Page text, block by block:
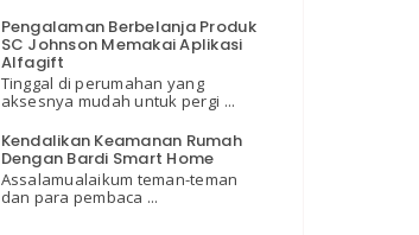
Pengalaman Berbelanja Produk
SC Johnson Memakai Aplikasi
Alfagift
Tinggal di perumahan yang
aksesnya mudah untuk pergi ...
Kendalikan Keamanan Rumah
Dengan Bardi Smart Home
Assalamualaikum teman-teman
dan para pembaca ...